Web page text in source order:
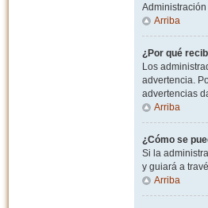
Arriba
¿Por qué
Los
advertencia.
advertencias
Arriba
¿Cómo se
Si la
y guiará a
Arriba